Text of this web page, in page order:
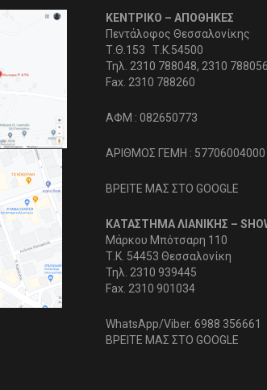
ΚΕΝΤΡΙΚΟ – ΑΠΟΘΗΚΕΣ
Πεντάλοφος Θεσσαλονίκης
Τ.Θ.153 Τ.Κ.54500
Τηλ. 2310 788048, 2310 788056
Fax. 2310 788260
ΑΦΜ : 082650773
ΑΡΙΘΜΟΣ ΓΕΜΗ : 57706004000
ΒΡΕΙΤΕ ΜΑΣ ΣΤΟ GOOGLE
ΚΑΤΑΣΤΗΜΑ ΛΙΑΝΙΚΗΣ –
Μάρκου Μπότσαρη 110
Τ.Κ. 54453 Θεσσαλονίκη
Τηλ. 2310 939445
Fax. 2310 901034
WhatsApp/Viber. 6988 356661
ΒΡΕΙΤΕ ΜΑΣ ΣΤΟ GOOGLE